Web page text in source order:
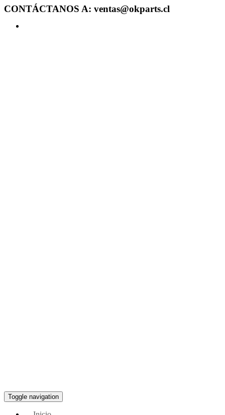
CONTÁCTANOS A: ventas@okparts.cl
Toggle navigation